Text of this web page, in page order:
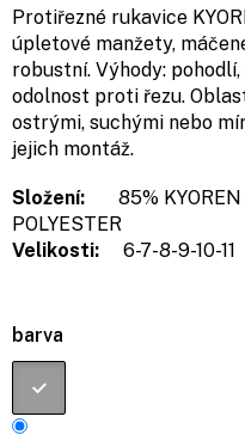
barva
Protiřezné rukavice
úpletové manžety,
robustní. Výhody:
odolnost proti řezu.
ostrými, suchými nebo
jejich montáž.
Složení:
85% KYOREN
POLYESTER
Velikosti: 6-7-8-9-10-11